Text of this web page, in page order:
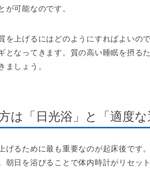
が可能なのです。
を上げるにはどのようにすればよいの
となってきます。質の高い睡眠を摂る
ましょう。
は「日光浴」と「適度
げるために最も重要なのが起床後です
朝日を浴びることで体内時計がリセッ